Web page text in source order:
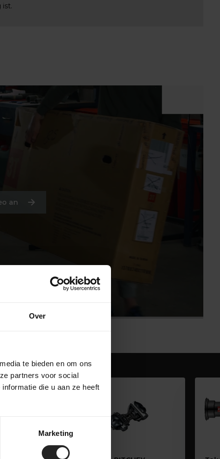
Over
te bieden en om ons
partners voor social
die u aan ze heeft
Marketing
ist.
an